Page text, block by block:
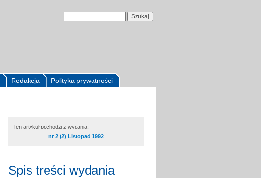
Polityka prywatności
Redakcja
Ten artykuł pochodzi z wydania:
nr 2 (2) Listopad 1992
Spis treści wydania